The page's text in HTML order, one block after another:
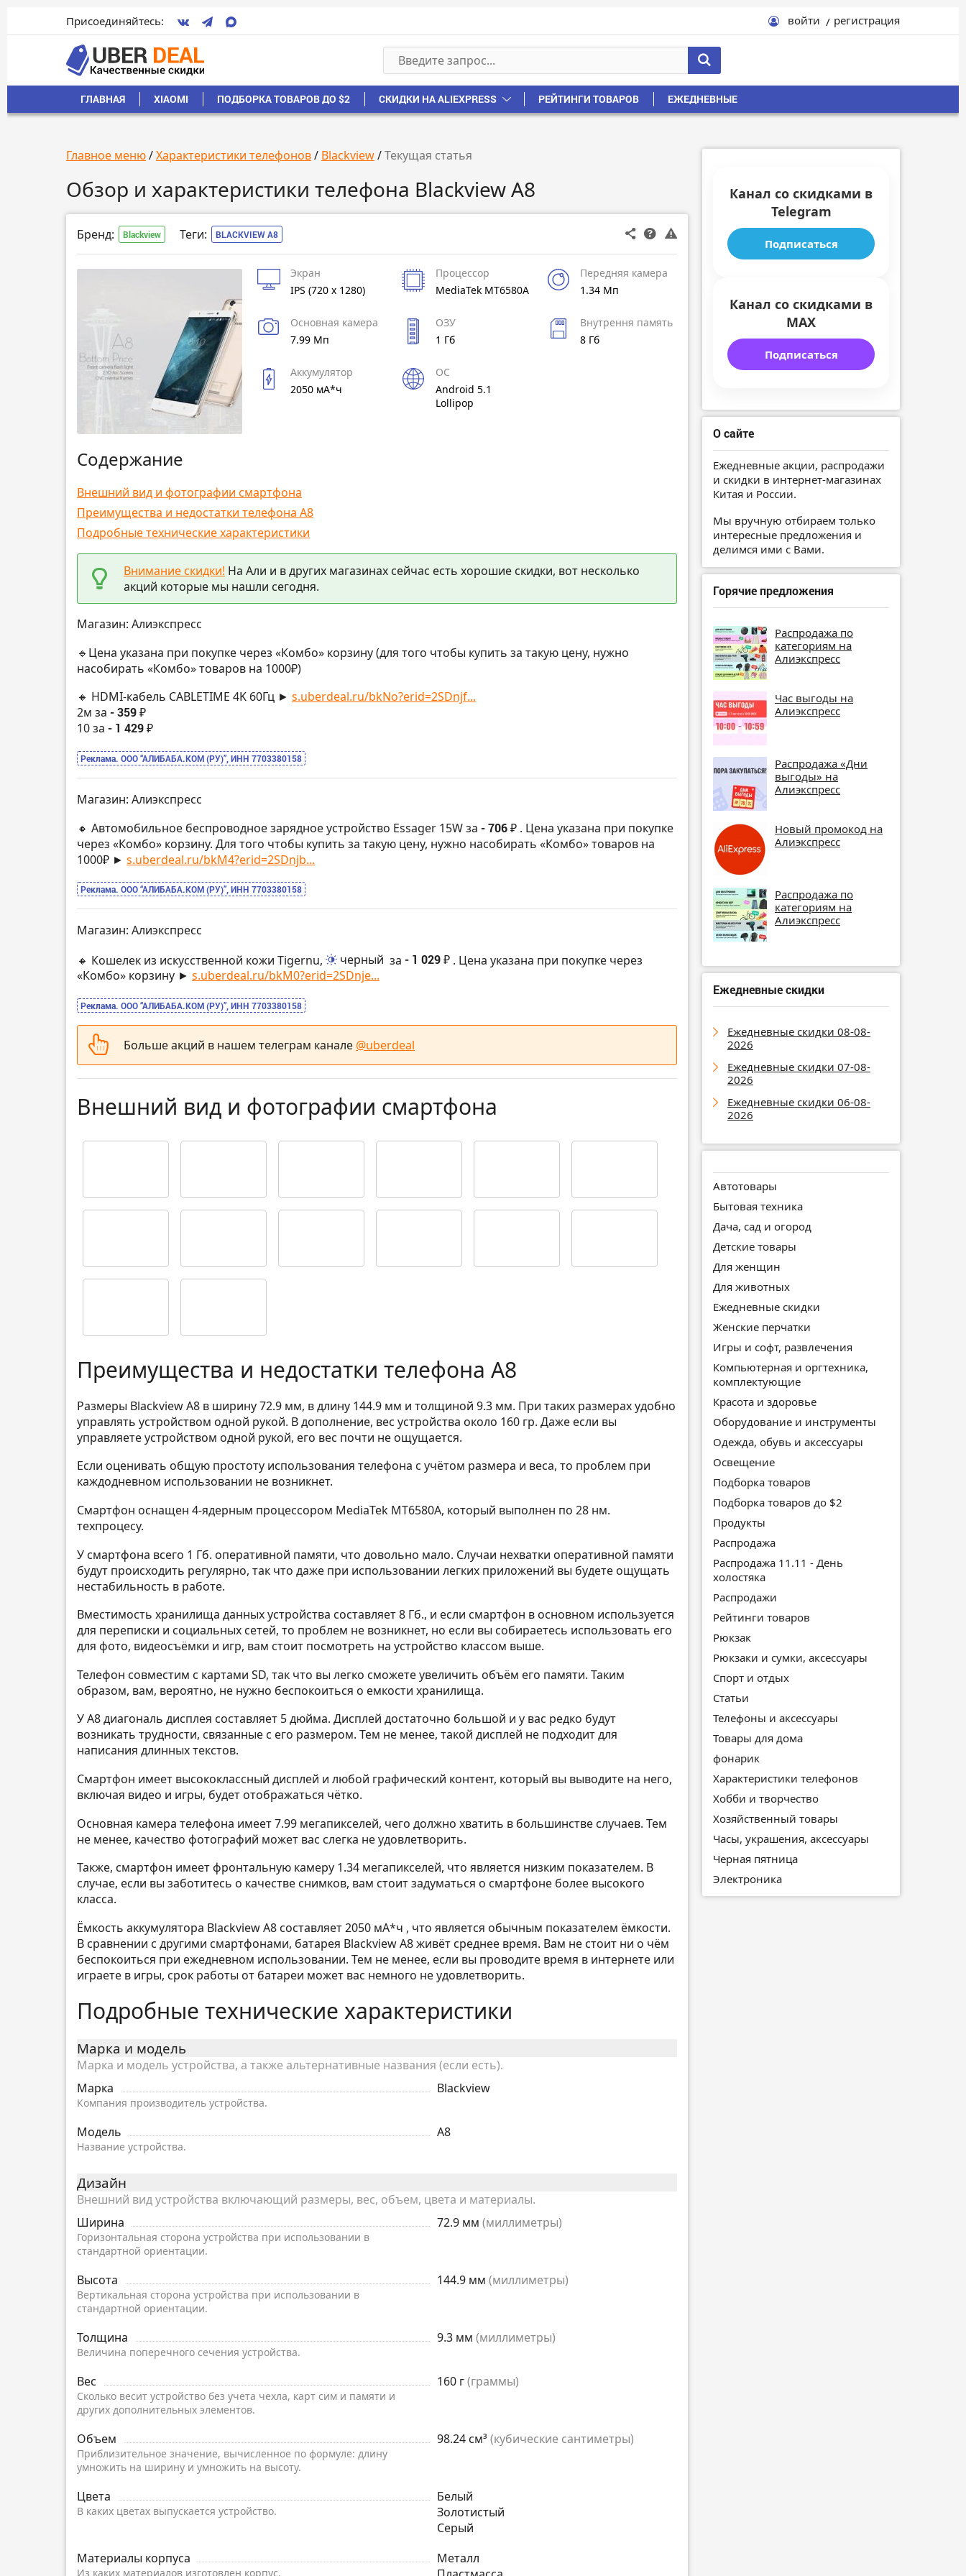
Присоединяйтесь: войти регистрация
ГЛАВНАЯ XIAOMI ПОДБОРКА ТОВАРОВ ДО $2 СКИДКИ НА ALIEXPRESS РЕЙТИНГИ ТОВАРОВ ЕЖЕДНЕВНЫЕ
Главное меню/Характеристики телефонов/ Blackview/Текущая статья
Обзор и характеристики телефона Blackview A8
Бренд: Blackview Теги: BLACKVIEW A8
Экран
IPS (720 x 1280)
Процессор
MediaTek MT6580A
Передняя камера
1.34 Мп
Основная камера
7.99 Мп
ОЗУ
1 Гб
Внутрення память
8 Гб
Аккумулятор
2050 мА*ч
ОС
Android 5.1
Lollipop
Содержание
Внешний вид и фотографии смартфона
Преимущества и недостатки телефона A8
Подробные технические характеристики
Внимание скидки! На Али и в других магазинах сейчас есть хорошие скидки, вот несколько
акций которые мы нашли сегодня.
Магазин: Алиэкспресс
🔹Цена указана при покупке через «Комбо» корзину (для того чтобы купить за такую цену, нужно
насобирать «Комбо» товаров на 1000₽)
🔸 HDMI-кабель CABLETIME 4K 60Гц ► s.uberdeal.ru/bkNo?erid=2SDnjf...
2м за - 359 ₽
10 за - 1 429 ₽
Реклама. ООО “АЛИБАБА.КОМ (РУ)”, ИНН 7703380158
Магазин: Алиэкспресс
🔸 Автомобильное беспроводное зарядное устройство Essager 15W за - 706 ₽ . Цена указана при покупке
через «Комбо» корзину. Для того чтобы купить за такую цену, нужно насобирать «Комбо» товаров на
1000₽ ► s.uberdeal.ru/bkM4?erid=2SDnjb...
Реклама. ООО “АЛИБАБА.КОМ (РУ)”, ИНН 7703380158
Магазин: Алиэкспресс
🔸 Кошелек из искусственной кожи Tigernu,
черный за - 1 029 ₽ . Цена указана при покупке через
«Комбо» корзину ► s.uberdeal.ru/bkM0?erid=2SDnje...
Реклама. ООО “АЛИБАБА.КОМ (РУ)”, ИНН 7703380158
Больше акций в нашем телеграм канале @uberdeal
Внешний вид и фотографии смартфона
Преимущества и недостатки телефона A8
Размеры Blackview A8 в ширину 72.9 мм, в длину 144.9 мм и толщиной 9.3 мм. При таких размерах удобно
управлять устройством одной рукой. В дополнение, вес устройства около 160 гр. Даже если вы
управляете устройством одной рукой, его вес почти не ощущается.
Если оценивать общую простоту использования телефона с учётом размера и веса, то проблем при
каждодневном использовании не возникнет.
Смартфон оснащен 4-ядерным процессором MediaTek MT6580A, который выполнен по 28 нм.
техпроцесу.
У смартфона всего 1 Гб. оперативной памяти, что довольно мало. Случаи нехватки оперативной памяти
будут происходить регулярно, так что даже при использовании легких приложений вы будете ощущать
нестабильность в работе.
Вместимость хранилища данных устройства составляет 8 Гб., и если смартфон в основном используется
для переписки и социальных сетей, то проблем не возникнет, но если вы собираетесь использовать его
для фото, видеосъёмки и игр, вам стоит посмотреть на устройство классом выше.
Телефон совместим с картами SD, так что вы легко сможете увеличить объём его памяти. Таким
образом, вам, вероятно, не нужно беспокоиться о емкости хранилища.
У A8 диагональ дисплея составляет 5 дюйма. Дисплей достаточно большой и у вас редко будут
возникать трудности, связанные с его размером. Тем не менее, такой дисплей не подходит для
написания длинных текстов.
Смартфон имеет высококлассный дисплей и любой графический контент, который вы выводите на него,
включая видео и игры, будет отображаться чётко.
Основная камера телефона имеет 7.99 мегапикселей, чего должно хватить в большинстве случаев. Тем
не менее, качество фотографий может вас слегка не удовлетворить.
Также, смартфон имеет фронтальную камеру 1.34 мегапикселей, что является низким показателем. В
случае, если вы заботитесь о качестве снимков, вам стоит задуматься о смартфоне более высокого
класса.
Ёмкость аккумулятора Blackview A8 составляет 2050 мА*ч , что является обычным показателем ёмкости.
В сравнении с другими смартфонами, батарея Blackview A8 живёт среднее время. Вам не стоит ни о чём
беспокоиться при ежедневном использовании. Тем не менее, если вы проводите время в интернете или
играете в игры, срок работы от батареи может вас немного не удовлетворить.
Подробные технические характеристики
Марка и модель
Марка и модель устройства, а также альтернативные названия (если есть).
Марка
Компания производитель устройства.
Blackview
Модель
Название устройства.
A8
Дизайн
Внешний вид устройства включающий размеры, вес, объем, цвета и материалы.
Ширина
Горизонтальная сторона устройства при использовании в
стандартной ориентации.
72.9 мм (миллиметры)
Высота
Вертикальная сторона устройства при использовании в
стандартной ориентации.
144.9 мм (миллиметры)
Толщина
Величина поперечного сечения устройства.
9.3 мм (миллиметры)
Вес
Сколько весит устройство без учета чехла, карт сим и памяти и
других дополнительных элементов.
160 г(граммы)
Объем
Приблизительное значение, вычисленное по формуле: длину
умножить на ширину и умножить на высоту.
98.24 см³ (кубические сантиметры)
Цвета
В каких цветах выпускается устройство.
Белый
Золотистый
Серый
Материалы корпуса
Из каких материалов изготовлен корпус.
Металл
Канал со скидками в
Telegram
Подписаться
Канал со скидками в
MAX
Подписаться
О сайте
Ежедневные акции, распродажи
и скидки в интернет-магазинах
Китая и России.
Мы вручную отбираем только
интересные предложения и
делимся ими с Вами.
Горячие предложения
Распродажа по
категориям на
Алиэкспресс
Час выгоды на
Алиэкспресс
Распродажа «Дни
выгоды» на
Алиэкспресс
Новый промокод на
Алиэкспресс
Распродажа по
категориям на
Алиэкспресс
Ежедневные скидки
Ежедневные скидки 08-08-
2026
Ежедневные скидки 07-08-
2026
Ежедневные скидки 06-08-
2026
Автотовары
Бытовая техника
Дача, сад и огород
Детские товары
Для женщин
Для животных
Ежедневные скидки
Женские перчатки
Игры и софт, развлечения
Компьютерная и оргтехника,
комплектующие
Красота и здоровье
Оборудование и инструменты
Одежда, обувь и аксессуары
Освещение
Подборка товаров
Подборка товаров до $2
Продукты
Распродажа
Распродажа 11.11 - День
холостяка
Распродажи
Рейтинги товаров
Рюкзак
Рюкзаки и сумки, аксессуары
Спорт и отдых
Статьи
Телефоны и аксессуары
Товары для дома
фонарик
Характеристики телефонов
Хобби и творчество
Хозяйственный товары
Часы, украшения, аксессуары
Черная пятница
Электроника